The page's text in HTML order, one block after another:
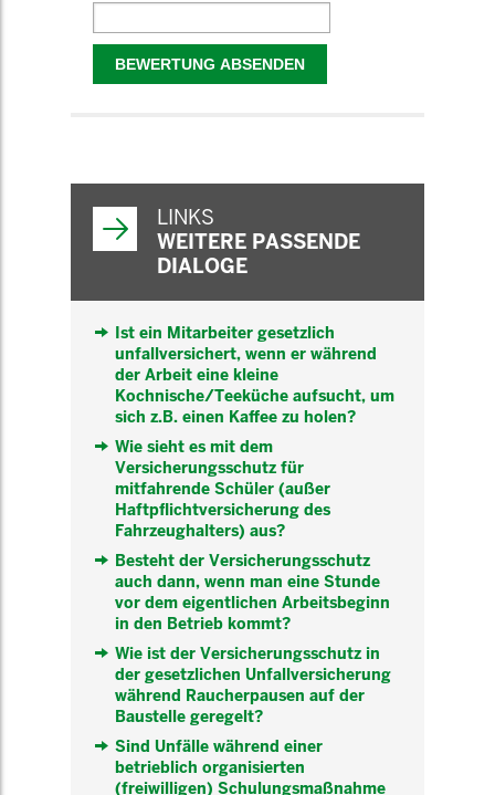
LINKS
WEITERE PASSENDE
DIALOGE
Ist ein Mitarbeiter gesetzlich
unfallversichert, wenn er während
der Arbeit eine kleine
Kochnische/Teeküche aufsucht, um
sich z.B. einen Kaffee zu holen?
Wie sieht es mit dem
Versicherungsschutz für
mitfahrende Schüler (außer
Haftpflichtversicherung des
Fahrzeughalters) aus?
Besteht der Versicherungsschutz
auch dann, wenn man eine Stunde
vor dem eigentlichen Arbeitsbeginn
in den Betrieb kommt?
Wie ist der Versicherungsschutz in
der gesetzlichen Unfallversicherung
während Raucherpausen auf der
Baustelle geregelt?
Sind Unfälle während einer
betrieblich organisierten
(freiwilligen) Schulungsmaßnahme